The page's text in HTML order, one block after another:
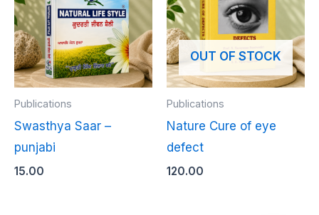
Publications
Swasthya Saar –
punjabi
15.00
OUT OF STOCK
Publications
Nature Cure of eye
defect
120.00